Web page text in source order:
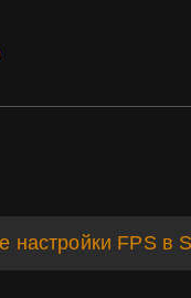
настройки FPS в